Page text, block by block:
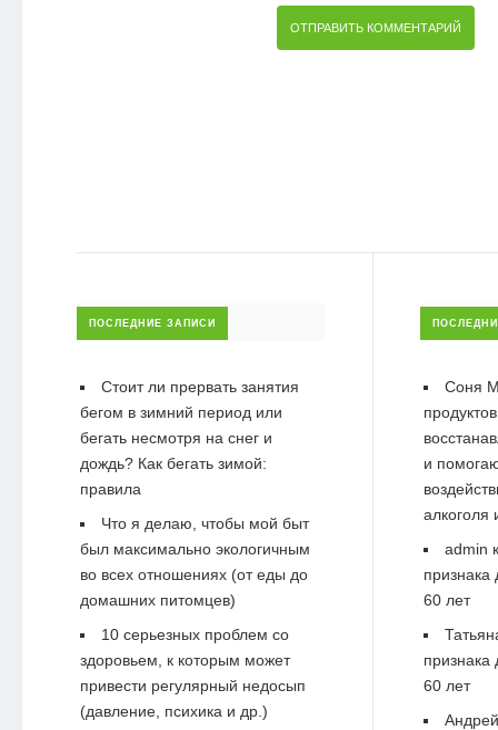
ПОСЛЕДНИЕ ЗАПИСИ
Стоит ли прервать занятия
бегом в зимний период или
бегать несмотря на снег и
дождь? Как бегать зимой:
правила
Что я делаю, чтобы мой быт
был максимально экологичным
во всех отношениях (от еды до
домашних питомцев)
10 серьезных проблем со
здоровьем, к которым может
привести регулярный недосып
(давление, психика и др.)
Соня
и
алкоголя
admin
60 лет
60 лет
Андрей